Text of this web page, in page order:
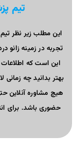
تیم
این مطلب زیر نظر
تجربه در زمینه زانو
این است که اطلاعات
بهتر بدانید چه
هیچ مشاوره آنلاین
حضوری باشد. برای